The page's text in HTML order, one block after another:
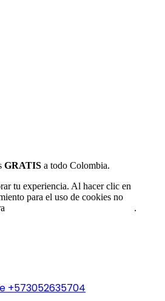
GRATIS a todo Colombia.
tu experiencia. Al hacer clic en
para el uso de cookies no
.
+573052635704